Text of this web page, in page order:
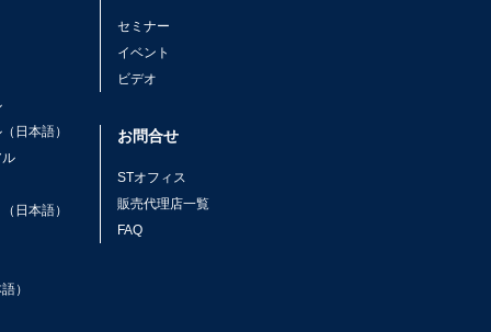
日本語）
日本語）
）
セミナー
イベント
ビデオ
お問合せ
STオフィス
販売代理店一覧
FAQ